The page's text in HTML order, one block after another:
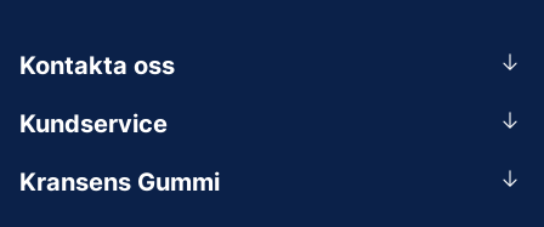
Kundservice
Kransens Gummi
Kontakta oss
0156-409 00
Mån-Tors 07.30-16:30, Fre 07.30-15.00.
Lunchstängt 12:00-12:30